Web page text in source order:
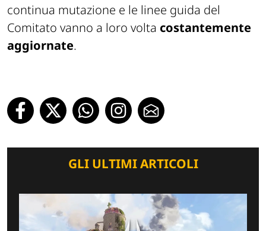
continua mutazione e le linee guida del
Comitato vanno a loro volta costantemente
aggiornate.
GLI ULTIMI ARTICOLI